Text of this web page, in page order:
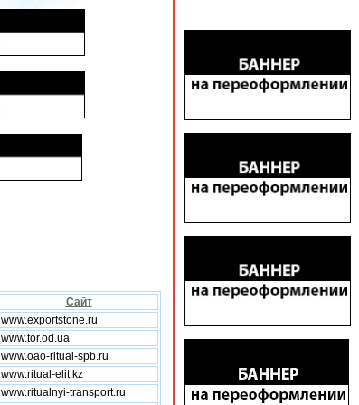
Сайт
www.exportstone.ru
www.tor.od.ua
www.oao-ritual-spb.ru
www.ritual-elit.kz
www.ritualnyi-transport.ru